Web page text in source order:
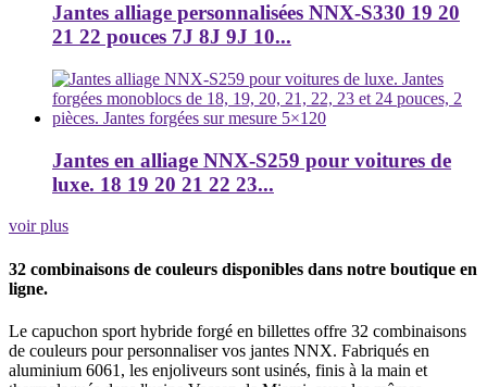
Jantes alliage personnalisées NNX-S330 19 20
21 22 pouces 7J 8J 9J 10...
Jantes en alliage NNX-S259 pour voitures de
luxe. 18 19 20 21 22 23...
voir plus
32 combinaisons de couleurs disponibles dans notre boutique en
ligne.
Le capuchon sport hybride forgé en billettes offre 32 combinaisons
de couleurs pour personnaliser vos jantes NNX. Fabriqués en
aluminium 6061, les enjoliveurs sont usinés, finis à la main et